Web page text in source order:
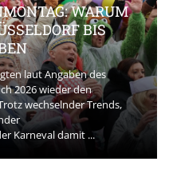
WARUM
BIS
laut Angaben des
2026 wieder den
wechselnder Trends,
Karneval damit ...